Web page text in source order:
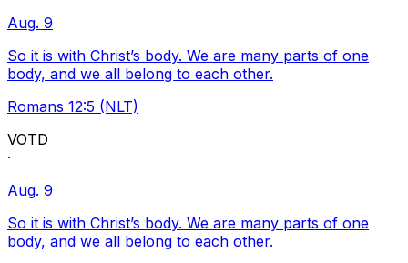
Aug. 9
So it is with Christ’s body. We are many parts of one
body, and we all belong to each other.
Romans 12:5 (NLT)
VOTD
·
Aug. 9
So it is with Christ’s body. We are many parts of one
body, and we all belong to each other.